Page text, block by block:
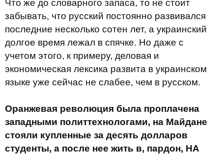
Что же до словарного запаса, то не стоит
забывать, что русский постоянно развивался
последние несколько сотен лет, а украинский
долгое время лежал в спячке. Но даже с
учетом этого, к примеру, деловая и
экономическая лексика развита в украинском
языке уже сейчас не слабее, чем в русском.
Оранжевая революция была проплачена
западными политтехнологами, на Майдане
стояли купленные за десять долларов
студенты, а после нее жить в, пардон, НА